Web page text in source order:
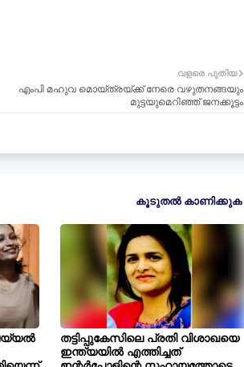
വളരെ പുതിയ
എംപി മഹുവ മൊയ്ത്രയ്ക്ക് നേരെ വഴുതനങ്ങയും
മുട്ടയുമെറിഞ്ഞ് ജനക്കൂട്ടം
കൂടുതൽ‍ കാണിക്കുക
തട്ടിപ്പുകേസിലെ പ്രതി വിശാഖയെ
ഇന്ത്യയിൽ എത്തിച്ചത്